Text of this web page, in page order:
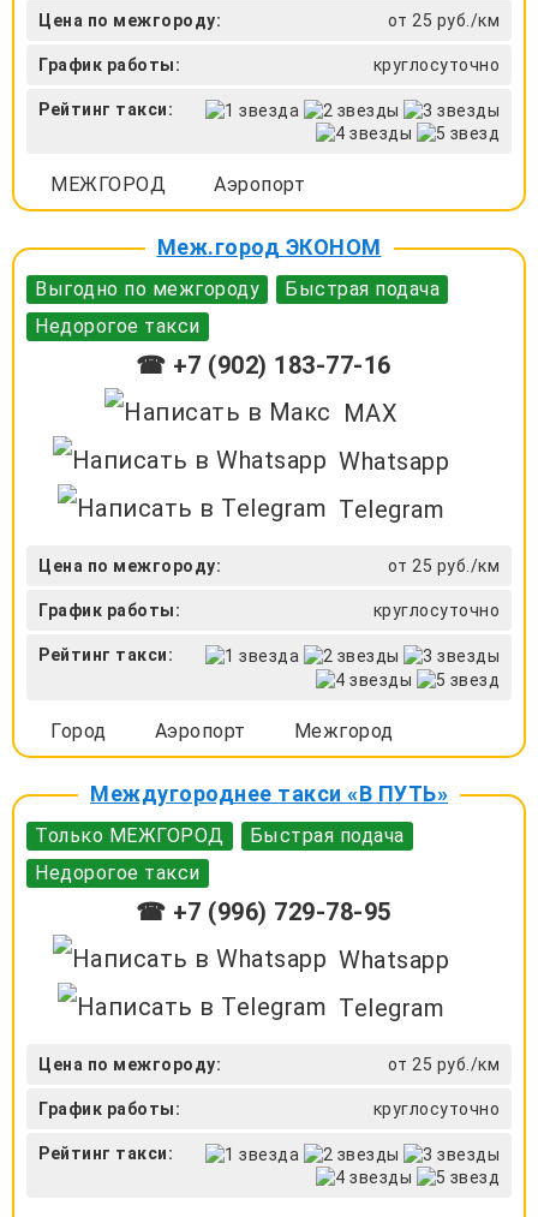
Цена по межгороду: от 25 руб./км
График работы: круглосуточно
Рейтинг такси:
МЕЖГОРОД Аэропорт
Меж.город ЭКОНОМ
Выгодно по межгороду
Быстрая подача
Недорогое такси
☎ +7 (902) 183-77-16
MAX
Whatsapp
Telegram
Цена по межгороду: от 25 руб./км
График работы: круглосуточно
Рейтинг такси:
Город Аэропорт Межгород
Междугороднее такси «В ПУТЬ»
Только МЕЖГОРОД
Быстрая подача
Недорогое такси
☎ +7 (996) 729-78-95
Whatsapp
Telegram
Цена по межгороду: от 25 руб./км
График работы: круглосуточно
Рейтинг такси: